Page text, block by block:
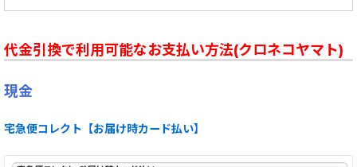
代金引換で利用可能なお支払い方法(クロネコヤマト)
現金
宅急便コレクト【お届け時カード払い】